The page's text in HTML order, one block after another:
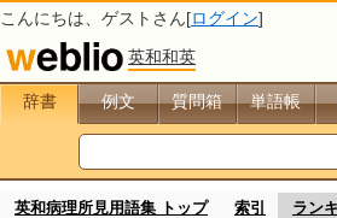
こんにちは、 ゲスト さん[ログイン]
英和和英
辞書 例文 質問箱 単語帳
英和病理所見用語集 トップ 索引 ラン